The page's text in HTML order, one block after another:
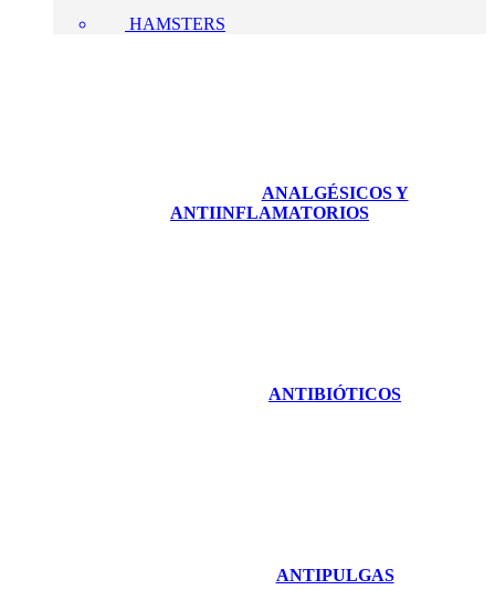
HAMSTERS
ANALGÉSICOS Y
ANTIINFLAMATORIOS
ANTIBIÓTICOS
ANTIPULGAS